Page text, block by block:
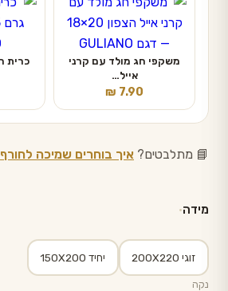
משקפי חג מולד עם קרני
אייל…
₪ 7.90
📘 מתלבטים? איך בוחרים שמיכה לחורף
מידה
נקה
זוגי 200X220 יחיד 150X200